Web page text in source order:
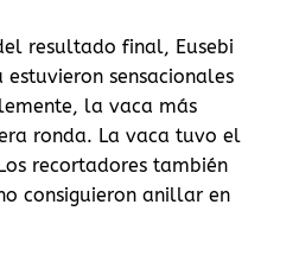
resultado final, Eusebi
sensacionales
la vaca más
ronda. La vaca tuvo el
recortadores también
consiguieron anillar en